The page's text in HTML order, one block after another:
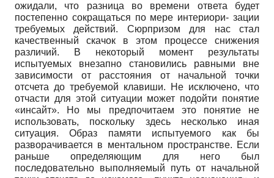
ожидали, что разница во времени ответа будет
постепенно сокращаться по мере интериори- зации
требуемых действий. Сюрпризом для нас стал
качественный скачок в этом процессе снижения
различий. В некоторый момент результаты
испытуемых внезапно становились равными вне
зависимости от расстояния от начальной точки
отсчета до требуемой клавиши. Не исключено, что
отчасти для этой ситуации может подойти понятие
«инсайт». Но мы предпочитаем это понятие не
использовать, поскольку здесь несколько иная
ситуация. Образ памяти испытуемого как бы
разворачивается в ментальном пространстве. Если
раньше определяющим для него был
последовательно выполняемый путь от начальной